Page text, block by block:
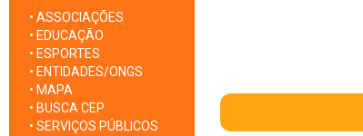
• ASSOCIAÇÕES
• EDUCAÇÃO
• ESPORTES
• ENTIDADES/ONGS
• MAPA
• BUSCA CEP
• SERVIÇOS PÚBLICOS